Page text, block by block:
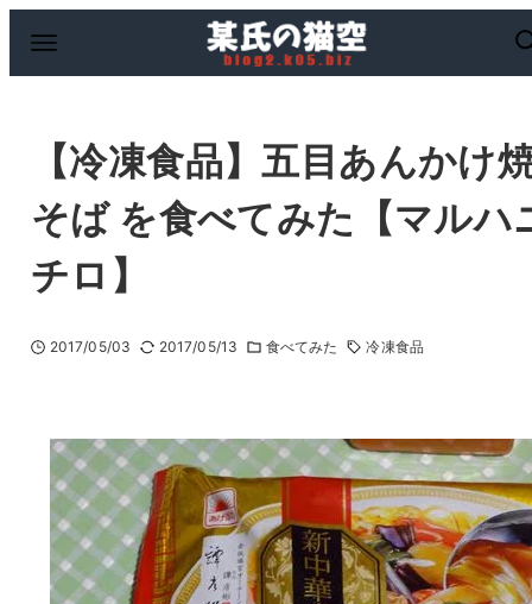
【冷凍食品】五目あんかけ
そば を食べてみた【マルハ
チロ】
2017/05/03 2017/05/13 食べてみた 冷凍食品